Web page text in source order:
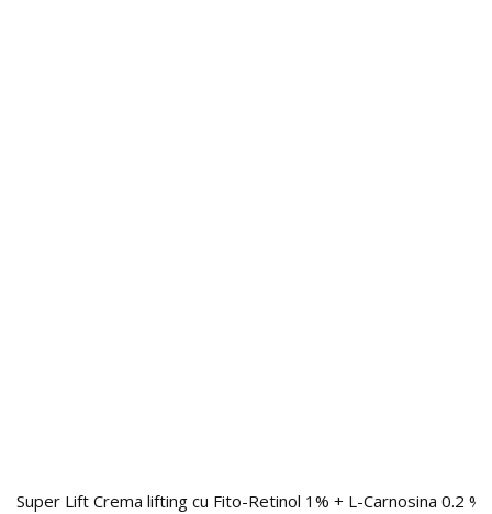
Super Lift Crema lifting cu Fito-Retinol 1% + L-Carnosina 0.2